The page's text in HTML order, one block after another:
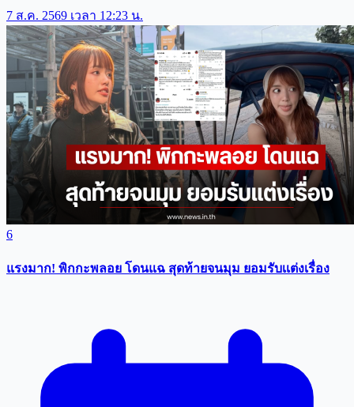
7 ส.ค. 2569 เวลา 12:23 น.
6
แรงมาก! พิกกะพลอย โดนแฉ สุดท้ายจนมุม ยอมรับเเต่งเรื่อง